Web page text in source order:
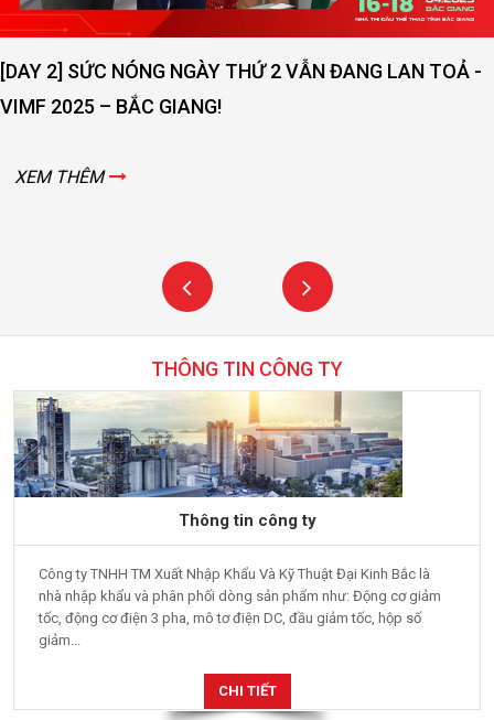
[DAY 2] SỨC NÓNG NGÀY THỨ 2 VẪN ĐANG LAN TOẢ -
VIMF 2025 – BẮC GIANG!
XEM THÊM
THÔNG TIN CÔNG TY
Thông tin công ty
Công ty TNHH TM Xuất Nhập Khẩu Và Kỹ Thuật Đại Kinh Bắc là
nhà nhập khẩu và phân phối dòng sản phẩm như: Động cơ giảm
tốc, động cơ điện 3 pha, mô tơ điện DC, đầu giảm tốc, hộp số
giảm...
CHI TIẾT